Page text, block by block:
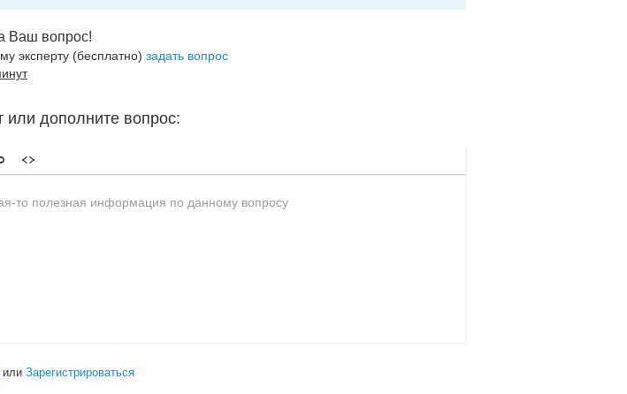
Ваш вопрос!
эксперту (бесплатно) задать вопрос
или дополните вопрос:
или Зарегистрироваться